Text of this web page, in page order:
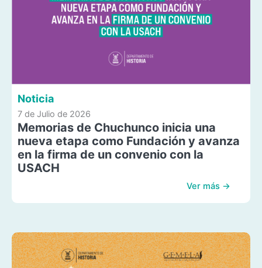
Noticia
7 de Julio de 2026
Memorias de Chuchunco inicia una
nueva etapa como Fundación y avanza
en la firma de un convenio con la
USACH
Ver más →